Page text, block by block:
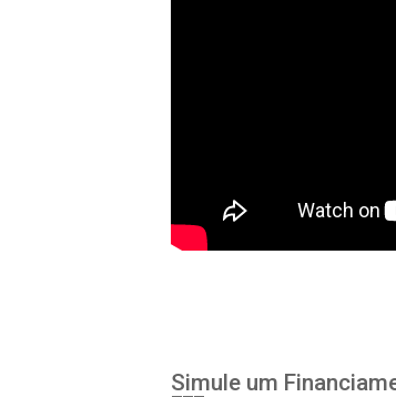
Simule um